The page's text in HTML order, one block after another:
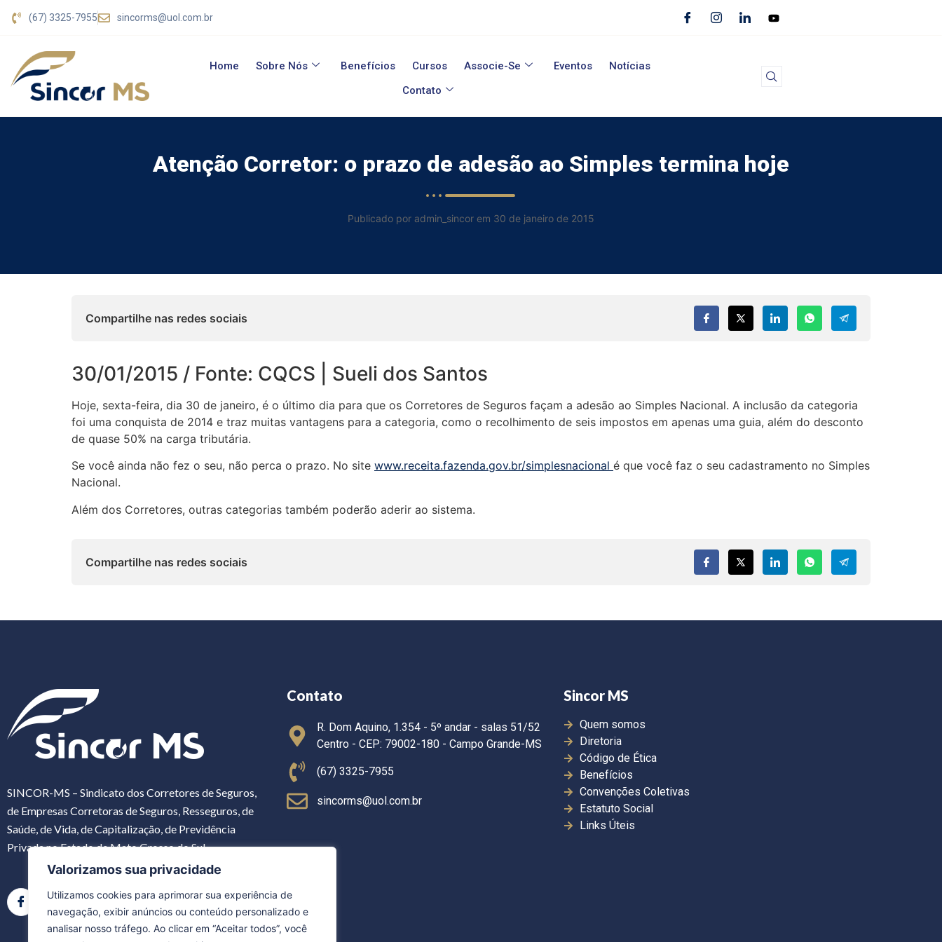
Valorizamos sua privacidade
Utilizamos cookies para aprimorar sua experiência de
navegação, exibir anúncios ou conteúdo personalizado e
analisar nosso tráfego. Ao clicar em “Aceitar todos”, você
(67) 3325-7955 sincorms@uol.com.br
Home Sobre Nós Benefícios Cursos Associe-Se Eventos
Notícias
Contato
Atenção Corretor: o prazo de adesão ao Simples termina hoje
Publicado por admin_sincor em 30 de janeiro de 2015
Compartilhe nas redes sociais
30/01/2015 / Fonte: CQCS | Sueli dos Santos
Hoje, sexta-feira, dia 30 de janeiro, é o último dia para que os Corretores de Seguros façam a adesão ao Simples Nacional. A inclusão da categoria
foi uma conquista de 2014 e traz muitas vantagens para a categoria, como o recolhimento de seis impostos em apenas uma guia, além do desconto
de quase 50% na carga tributária.
Se você ainda não fez o seu, não perca o prazo. No site www.receita.fazenda.gov.br/simplesnacional é que você faz o seu cadastramento no Simples
Nacional.
Além dos Corretores, outras categorias também poderão aderir ao sistema.
Compartilhe nas redes sociais
SINCOR-MS – Sindicato dos Corretores de Seguros,
de Empresas Corretoras de Seguros, Resseguros, de
Saúde, de Vida, de Capitalização, de Previdência
Privada no Estado de Mato Grosso do Sul
Contato
R. Dom Aquino, 1.354 - 5º andar - salas 51/52
Centro - CEP: 79002-180 - Campo Grande-MS
(67) 3325-7955
sincorms@uol.com.br
Sincor MS
Quem somos
Diretoria
Código de Ética
Benefícios
Convenções Coletivas
Estatuto Social
Links Úteis